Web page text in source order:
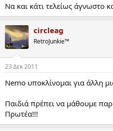
Να και κάτι τελείως άγνωστο
circleag
RetroJunkie™
23 Δεκ 2011
Nemo υποκλίνομαι για άλλη
Παιδιά πρέπει να μάθουμε
Πρωτέα!!!